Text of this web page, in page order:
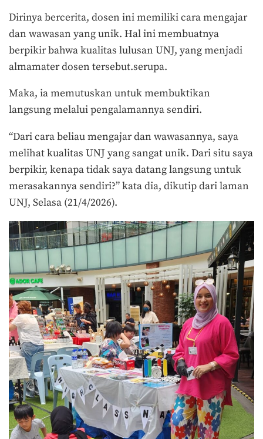
Dirinya bercerita, dosen ini memiliki cara mengajar
dan wawasan yang unik. Hal ini membuatnya
berpikir bahwa kualitas lulusan UNJ, yang menjadi
almamater dosen tersebut.serupa.
Maka, ia memutuskan untuk membuktikan
langsung melalui pengalamannya sendiri.
“Dari cara beliau mengajar dan wawasannya, saya
melihat kualitas UNJ yang sangat unik. Dari situ saya
berpikir, kenapa tidak saya datang langsung untuk
merasakannya sendiri?” kata dia, dikutip dari laman
UNJ, Selasa (21/4/2026).